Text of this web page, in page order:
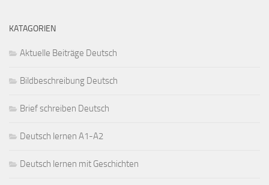
KATAGORIEN
Aktuelle Beiträge Deutsch
Bildbeschreibung Deutsch
Brief schreiben Deutsch
Deutsch lernen A1-A2
Deutsch lernen mit Geschichten